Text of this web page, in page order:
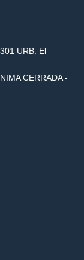
URB. El
CERRADA -